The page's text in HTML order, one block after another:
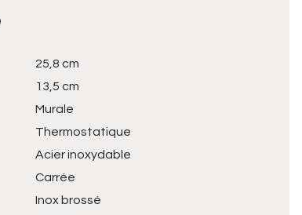
25,8 cm
13,5 cm
Murale
Thermostatique
Acier inoxydable
Carrée
Inox brossé